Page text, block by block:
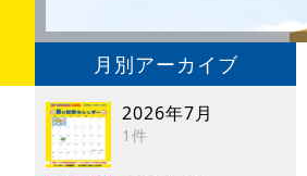
月別アーカイブ
2026年7月
1件